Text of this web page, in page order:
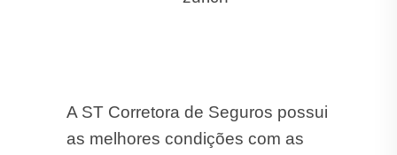
A ST Corretora de Seguros possui
as melhores condições com as